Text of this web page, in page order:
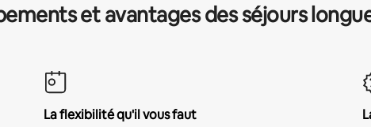
et avantages des séjours
La flexibilité qu'il vous faut